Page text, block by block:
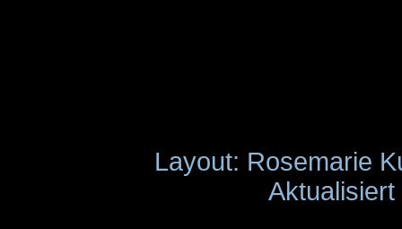
Layout: Rosemarie